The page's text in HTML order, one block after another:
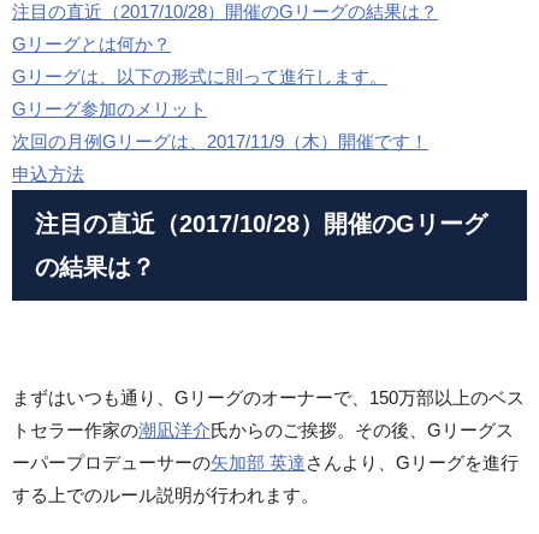
注目の直近（2017/10/28）開催のGリーグの結果は？
Gリーグとは何か？
Gリーグは、以下の形式に則って進行します。
Gリーグ参加のメリット
次回の月例Gリーグは、2017/11/9（木）開催です！
申込方法
注目の直近（2017/10/28）開催のGリーグ
の結果は？
まずはいつも通り、Gリーグのオーナーで、150万部以上のベス
トセラー作家の潮凪洋介氏からのご挨拶。その後、Gリーグス
ーパープロデューサーの矢加部 英達さんより、Gリーグを進行
する上でのルール説明が行われます。